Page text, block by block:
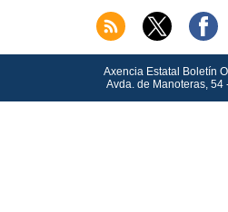
Axencia Estatal Boletín
Avda.de Manoteras, 54